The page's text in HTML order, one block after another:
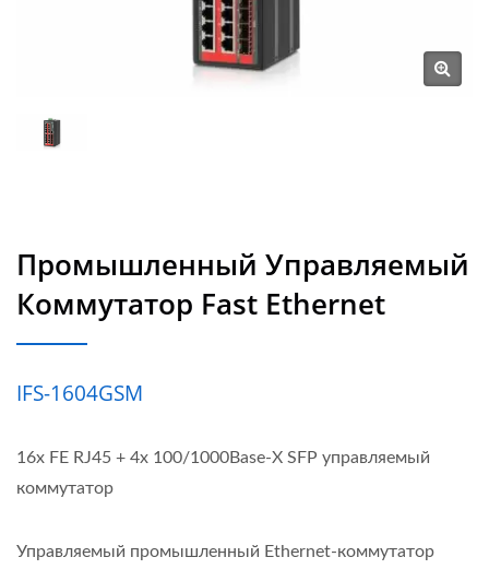
Промышленный Управляемый
Коммутатор Fast Ethernet
IFS-1604GSM
16x FE RJ45 + 4x 100/1000Base-X SFP управляемый
коммутатор
Управляемый промышленный Ethernet-коммутатор